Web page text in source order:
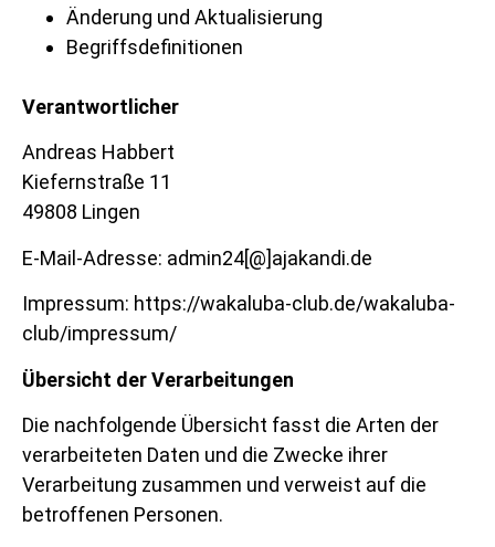
Änderung und Aktualisierung
Begriffsdefinitionen
Verantwortlicher
Andreas Habbert
Kiefernstraße 11
49808 Lingen
E-Mail-Adresse: admin24[@]ajakandi.de
Impressum: https://wakaluba-club.de/wakaluba-
club/impressum/
Übersicht der Verarbeitungen
Die nachfolgende Übersicht fasst die Arten der
verarbeiteten Daten und die Zwecke ihrer
Verarbeitung zusammen und verweist auf die
betroffenen Personen.